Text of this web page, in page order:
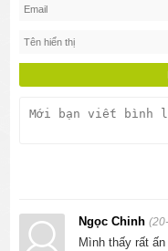
Ngọc Chinh
Mình thấy rất